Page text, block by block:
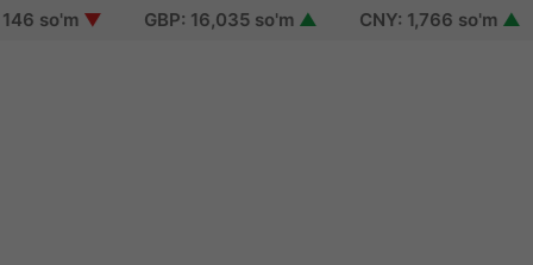
so'm▼ GBP: 16,035 so'm▲ CNY: 1,766 so'm▲